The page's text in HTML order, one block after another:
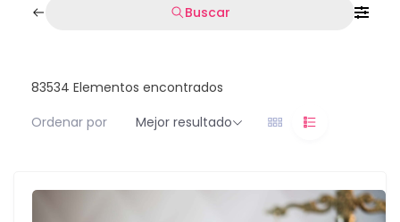
Buscar
83534 Elementos encontrados
Ordenar por
Mejor resultado